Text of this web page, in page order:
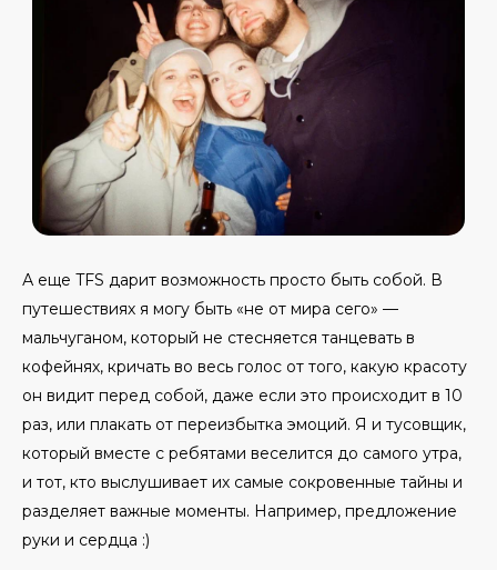
А еще TFS дарит возможность просто быть собой. В
путешествиях я могу быть «не от мира сего» —
мальчуганом, который не стесняется танцевать в
кофейнях, кричать во весь голос от того, какую красоту
он видит перед собой, даже если это происходит в 10
раз, или плакать от переизбытка эмоций. Я и тусовщик,
который вместе с ребятами веселится до самого утра,
и тот, кто выслушивает их самые сокровенные тайны и
разделяет важные моменты. Например, предложение
руки и сердца :)